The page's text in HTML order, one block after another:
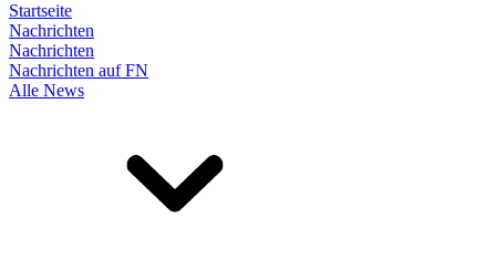
Startseite
Nachrichten
Nachrichten
Nachrichten auf FN
Alle News